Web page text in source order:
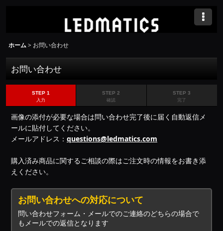
ホーム> お問い合わせ
お問い合わせ
STEP 1
入力
STEP 2
確認
STEP 3
完了
画像の添付が必要な場合は問い合わせ完了後に届く自動返信メ
ールに貼付してください。
メールアドレス： questions@ledmatics.com
購入済み商品に関するご相談の際はご注文時の情報をお書き添
えください。
お問い合わせへの対応について
問い合わせフォーム・メールでのご連絡のどちらの場合で
もメールでの返信となります